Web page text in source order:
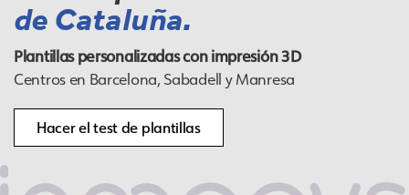
de Cataluña.
Plantillas personalizadas con impresión 3D
Centros en Barcelona, ​​Sabadell y Manresa
Hacer el test de plantillas